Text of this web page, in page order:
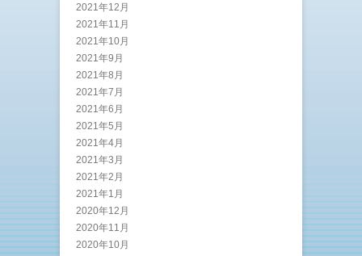
2021年12月
2021年11月
2021年10月
2021年9月
2021年8月
2021年7月
2021年6月
2021年5月
2021年4月
2021年3月
2021年2月
2021年1月
2020年12月
2020年11月
2020年10月